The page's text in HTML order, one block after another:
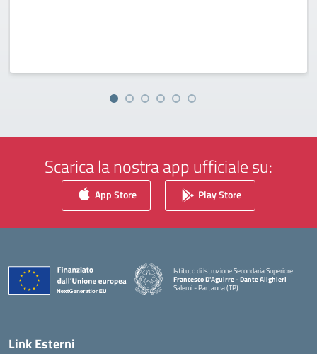
Scarica la nostra app ufficiale su:
App Store Play Store
Istituto di Istruzione Secondaria Superiore
Francesco D'Aguirre - Dante Alighieri
Salemi - Partanna (TP)
Link Esterni